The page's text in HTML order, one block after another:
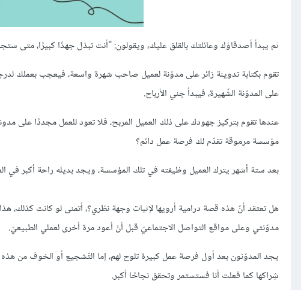
ثم يبدأ أصدقاؤك وعائلتك بالقلق عليك، ويقولون: "أنت تبذل جهدًا كبيرًا، متى
تقوم بكتابة تدوينة زائر على مدوّنة لعميل صاحب شهرة واسعة، فيعجب بعملك
على المدوّنة الشّهيرة، فيبدأ جني الأرباح.
عندها تقوم بتركيز جهودك على ذلك العميل المربح، فلا تعود للعمل مجددًا على
مؤسسة مرموقة تقدّم لك فرصة عمل دائم؟
بعد ستة أشهر يترك العميل وظيفته في تلك المؤسسة، ويجد بديله راحة أكبر
هل تعتقد أنّ هذه قصة درامية أرويها لإثبات وجهة نظري؟، أتمنى لو كانت كذلك،
مدوّنتي وعلى مواقع التواصل الاجتماعيّ قبل أنْ أعود مرة أخرى لعملي الطبيعيّ.
يجد المدوّنون بعد أول فرصة عمل كبيرة تلوح لهم، إما التّشجيع أو الخوف من
شِراكها كما فعلت أنا فستستمر وتحقق نجاحًا أكبر.